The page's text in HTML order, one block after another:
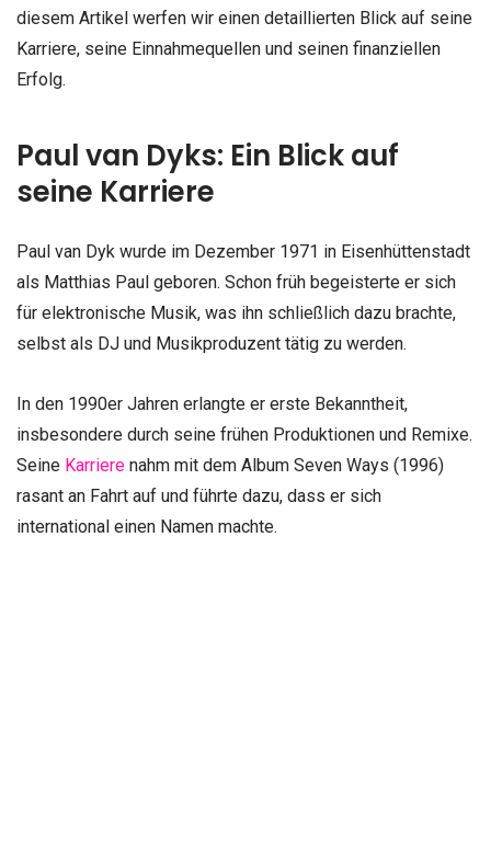
diesem Artikel werfen wir einen detaillierten Blick auf seine
Karriere, seine Einnahmequellen und seinen finanziellen
Erfolg.
Paul van Dyks: Ein Blick auf
seine Karriere
Paul van Dyk wurde im Dezember 1971 in Eisenhüttenstadt
als Matthias Paul geboren. Schon früh begeisterte er sich
für elektronische Musik, was ihn schließlich dazu brachte,
selbst als DJ und Musikproduzent tätig zu werden.
In den 1990er Jahren erlangte er erste Bekanntheit,
insbesondere durch seine frühen Produktionen und Remixe.
Seine Karriere nahm mit dem Album Seven Ways (1996)
rasant an Fahrt auf und führte dazu, dass er sich
international einen Namen machte.